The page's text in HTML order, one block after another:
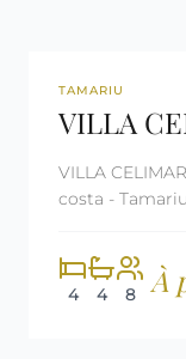
REF: CM1997
TAMARIU
VILLA
VILLA
costa - Tamariu
4 4 8 À